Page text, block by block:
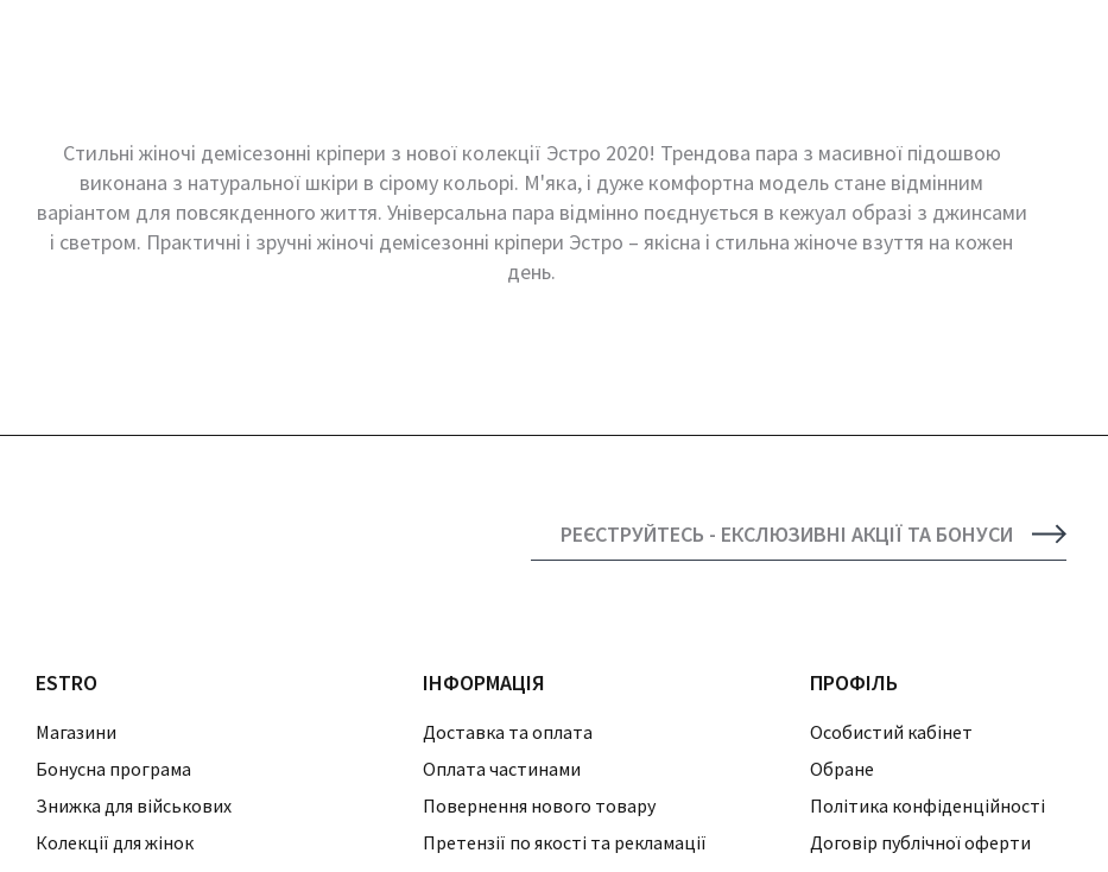
Стильні жіночі демісезонні кріпери з нової колекції Эстро 2020! Трендова пара з масивної підошвою
виконана з натуральної шкіри в сірому кольорі. М'яка, і дуже комфортна модель стане відмінним
варіантом для повсякденного життя. Універсальна пара відмінно поєднується в кежуал образі з джинсами
і светром. Практичні і зручні жіночі демісезонні кріпери Эстро – якісна і стильна жіноче взуття на кожен
день.
РЕЄСТРУЙТЕСЬ - ЕКСЛЮЗИВНІ АКЦІЇ ТА БОНУСИ
ESTRO
Магазини
Бонусна програма
Знижка для військових
Колекції для жінок
ІНФОРМАЦІЯ
Доставка та оплата
Оплата частинами
Повернення нового товару
Претензії по якості та рекламації
ПРОФІЛЬ
Особистий кабінет
Обране
Політика конфіденційності
Договір публічної оферти